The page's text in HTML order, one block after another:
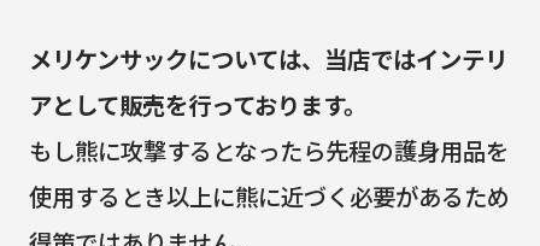
メリケンサックについては、当店ではインテリ
アとして販売を行っております。
もし熊に攻撃するとなったら先程の護身用品を
使用するとき以上に熊に近づく必要があるため